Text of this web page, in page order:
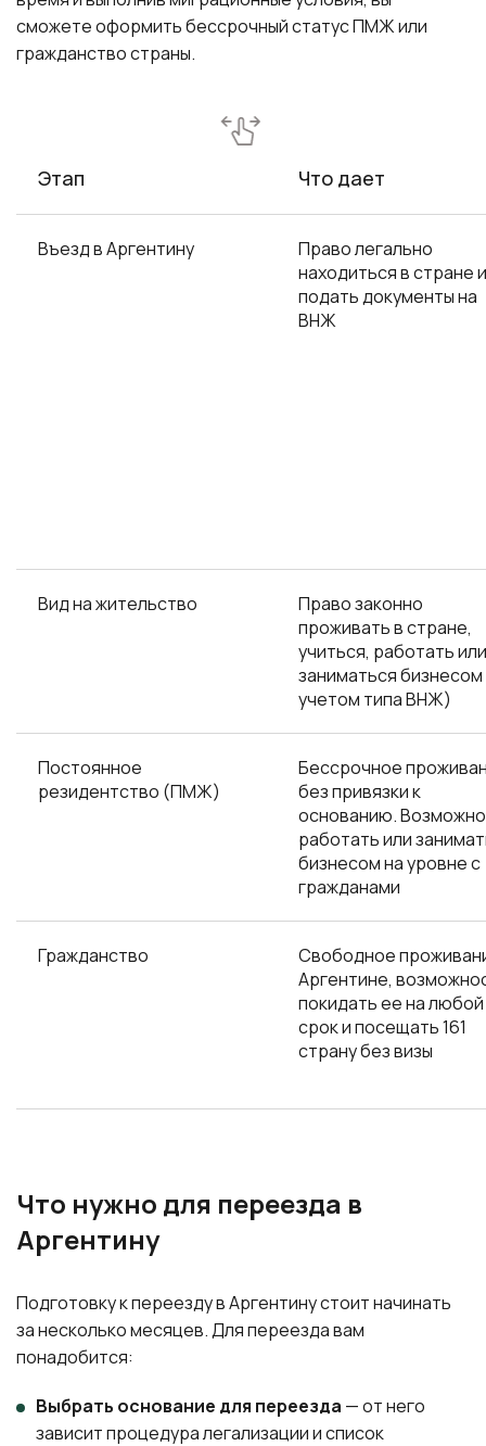
сможете оформить бессрочный статус ПМЖ или
гражданство страны.
Этап Что дает
Въезд в Аргентину
Право легально
находиться в стране и
подать документы на
ВНЖ
Вид на жительство
Право законно
проживать в стране,
учиться, работать или
заниматься
учетом типа ВНЖ)
Постоянное
резидентство (ПМЖ)
Бессрочное
без привязки к
основанию.
работать или
бизнесом на уровне с
гражданами
Гражданство
Свободное
Аргентине,
покидать ее на любой
срок и посещать 161
страну без визы
Что нужно для переезда в
Аргентину
Подготовку к переезду в Аргентину стоит начинать
за несколько месяцев. Для переезда вам
понадобится:
Выбрать основание для переезда — от него
зависит процедура легализации и список